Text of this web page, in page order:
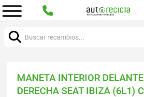
MANETA INTERIOR
DERECHA SEAT IBIZA (6L1)